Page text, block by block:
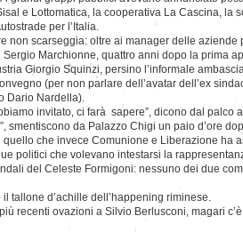
e Lottomatica, la cooperativa La Cascina, la
per l’Italia.
non scarseggia: oltre ai manager delle aziende
Marchionne, quattro anni dopo la prima
Giorgio Squinzi, persino l’informale
(per non parlare dell’avatar dell’ex
Dario Nardella).
invitato, ci farà sapere”, dicono dal palco
smentiscono da Palazzo Chigi un paio d’ore
quello che invece Comunione e Liberazione ha
politici che volevano intestarsi la
del Celeste Formigoni: nessuno dei due
il tallone d’achille dell’happening riminese.
recenti ovazioni a Silvio Berlusconi, magari